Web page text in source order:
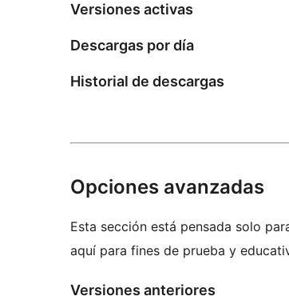
Versiones activas
Descargas por día
Historial de descargas
Opciones avanzadas
Esta sección está pensada solo
aquí para fines de prueba y
Versiones anteriores